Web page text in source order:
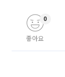
좋아요
0